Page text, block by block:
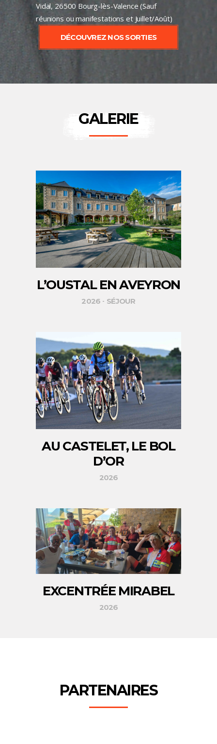
Vidal, 26500 Bourg-lès-Valence (Sauf
réunions ou manifestations et Juillet/Août)
DÉCOUVREZ NOS SORTIES
GALERIE
L’OUSTAL EN AVEYRON
2026 SÉJOUR
AU CASTELET, LE BOL
D’OR
2026
EXCENTRÉE MIRABEL
2026
PARTENAIRES